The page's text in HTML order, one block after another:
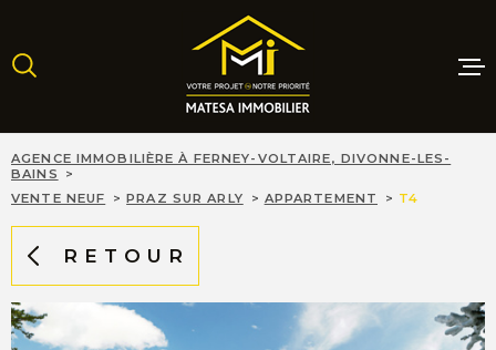
la
recherche
menu
principal
contenu
MAISONS
AGENCE IMMOBILIÈRE À FERNEY-VOLTAIRE, DIVONNE-LES-
BAINS
VENTE NEUF
PRAZ SUR ARLY APPARTEMENT T4
RETOUR